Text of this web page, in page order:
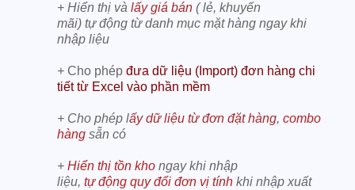
+ Hiển thị và lấy giá bán ( lẻ, khuyến
mãi) tự động từ danh mục mặt hàng ngay khi
nhập liệu
+ Cho phép đưa dữ liệu (Import) đơn hàng chi
tiết từ Excel vào phần mềm
+ Cho phép lấy dữ liệu từ đơn đặt hàng, combo
hàng sẵn có
+ Hiển thị tồn kho ngay khi nhập
liệu, tự động quy đổi đơn vị tính khi nhập xuất